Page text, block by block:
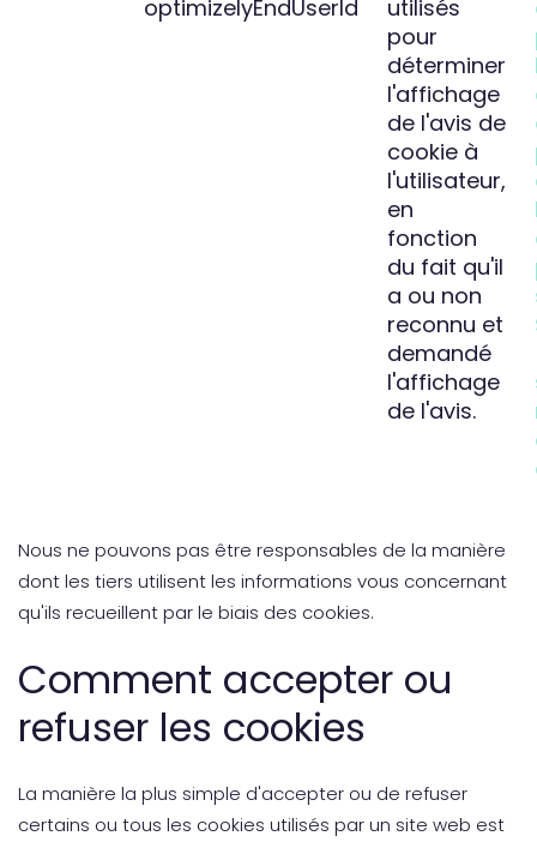
optimizelyEndUserId
utilisés
pour
déterminer
l'affichage
de l'avis de
cookie à
l'utilisateur,
en
fonction
du fait qu'il
a ou non
reconnu et
demandé
l'affichage
de l'avis.
Nous ne pouvons pas être responsables de la manière
dont les tiers utilisent les informations vous concernant
qu'ils recueillent par le biais des cookies.
Comment accepter ou
refuser les cookies
La manière la plus simple d'accepter ou de refuser
certains ou tous les cookies utilisés par un site web est